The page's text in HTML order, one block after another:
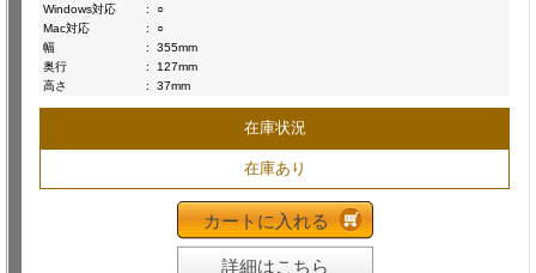
Windows対応
:
○
Mac対応
:
○
幅
:
355mm
奥行
:
127mm
高さ
: 37mm
在庫状況
在庫あり
カートに入れる
詳細はこちら